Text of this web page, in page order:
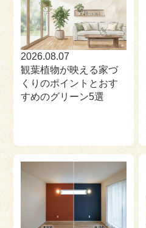
2026.08.07
観葉植物が映える家づ
くりのポイントとおす
すめのグリーン5選